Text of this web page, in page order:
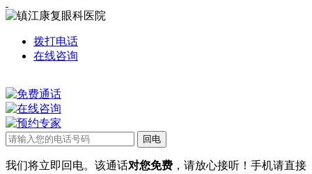
拨打电话
在线咨询
我们将立即回电。该通话对您免费 ，请放心接听！手机请直接